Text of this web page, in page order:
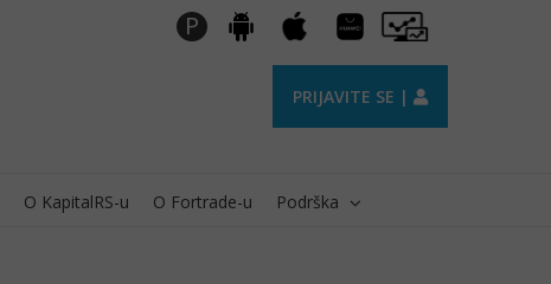
P Android Apple
Huawei
AppGallery
Pro
Trader
PRIJAVITE SE |
O KapitalRS-u O Fortrade-u Podrška